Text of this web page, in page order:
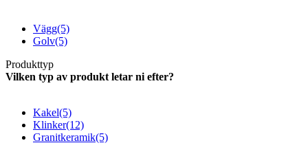
Vägg(5)
Golv(5)
Produkttyp
Vilken typ av produkt letar ni efter?
Kakel(5)
Klinker(12)
Granitkeramik(5)